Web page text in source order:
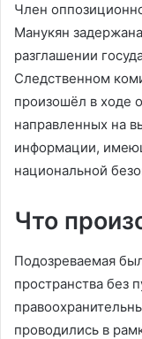
Член
Манукян
разглашении
Следственном
произошёл в ходе
направленных на
информации,
национальной
Что
Подозреваемая
пространства без
проводились в